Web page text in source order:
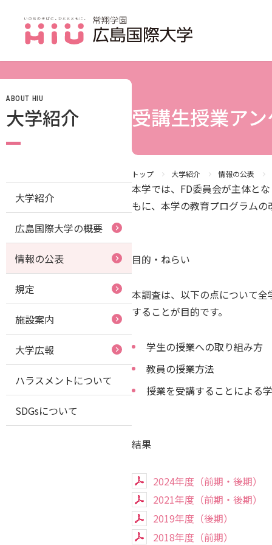
受験生の方
卒業生の方
保護者の方
採用担当の方
JP（日本語）
トップ 大学紹介 情報の公表
受講生授業ア
本学では、FD委員会が主体と
もに、本学の教育プログラム
目的・ねらい
本調査は、以下の点について
することが目的です。
学生の授業への取り組み方
教員の授業方法
授業を受講することによる
結果
2024年度（前期・後期）
2021年度（前期・後期）
2019年度（後期）
2018年度（前期）
ABOUT HIU
大学紹介
大学紹介
広島国際大学の概要
情報の公表
規定
施設案内
大学広報
ハラスメントについて
SDGsについて